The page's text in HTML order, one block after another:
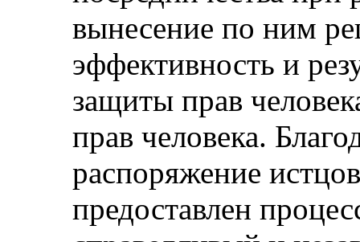
вынесение по ним
эффективность и
защиты прав
прав человека.
распоряжение
предоставлен